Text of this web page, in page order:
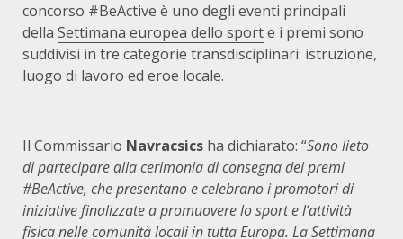
concorso #BeActive è uno degli eventi principali
della Settimana europea dello sporte i premi sono
suddivisi in tre categorie transdisciplinari: istruzione,
luogo di lavoro ed eroe locale.
Il Commissario Navracsics ha dichiarato: “Sono lieto
di partecipare alla cerimonia di consegna dei premi
#BeActive, che presentano e celebrano i promotori di
iniziative finalizzate a promuovere lo sport e l’attività
fisica nelle comunità locali in tutta Europa. La Settimana